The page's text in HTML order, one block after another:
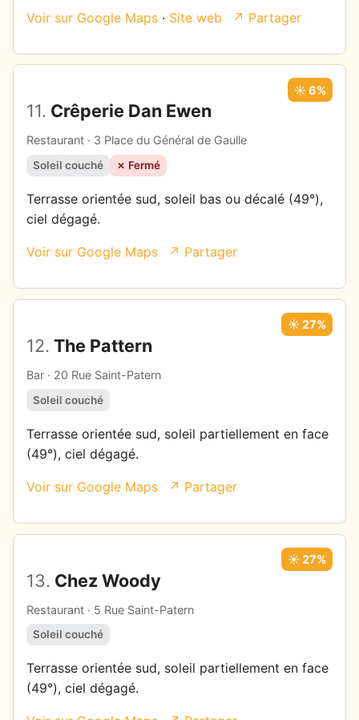
Voir sur Google Maps · Site web ↗ Partager
11. Crêperie Dan Ewen
Restaurant · 3 Place du Général de Gaulle
☀️ 6%
Soleil couché ✗ Fermé
Terrasse orientée sud, soleil bas ou décalé (49°),
ciel dégagé.
Voir sur Google Maps ↗ Partager
12. The Pattern
Bar · 20 Rue Saint-Patern
☀️ 27%
Soleil couché
Terrasse orientée sud, soleil partiellement en face
(49°), ciel dégagé.
Voir sur Google Maps ↗ Partager
13. Chez Woody
Restaurant · 5 Rue Saint-Patern
☀️ 27%
Soleil couché
Terrasse orientée sud, soleil partiellement en face
(49°), ciel dégagé.